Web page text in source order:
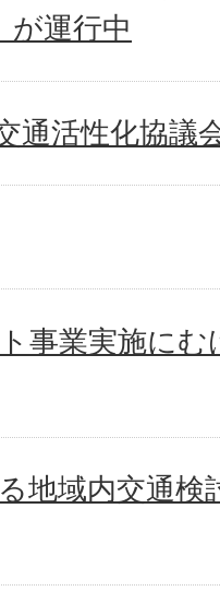
が運行中
通活性化協議
事業実施に
地域内交通